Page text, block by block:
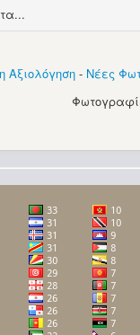
Αξιολόγηση- Νέες